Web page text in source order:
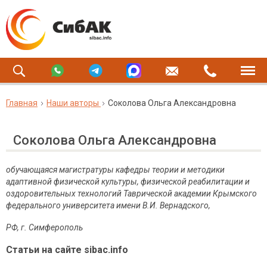
Главная Наши авторы Соколова Ольга Александровна
Соколова Ольга Александровна
обучающаяся магистратуры кафедры теории и методики
адаптивной физической культуры, физической реабилитации и
оздоровительных технологий Таврической академии Крымского
федерального университета имени В.И. Вернадского,
РФ, г. Симферополь
Статьи на сайте sibac.info